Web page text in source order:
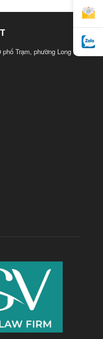
Trạm, phường Long Biên,